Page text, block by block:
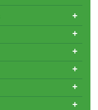
+
+
+
+
+
+